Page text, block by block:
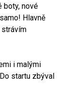
boty, nové
Hlavně
strávím
i malými
startu zbýval